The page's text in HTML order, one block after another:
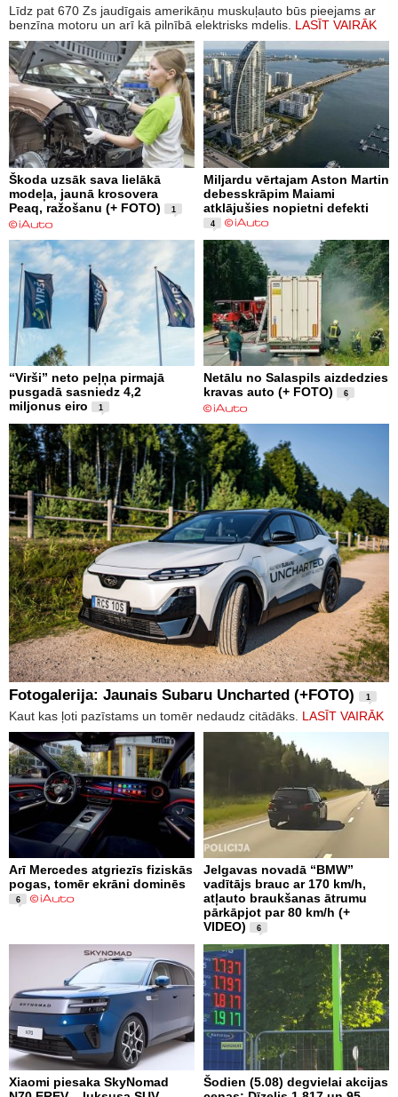
Līdz pat 670 Zs jaudīgais amerikāņu muskuļauto būs pieejams ar
benzīna motoru un arī kā pilnībā elektrisks mdelis. LASĪT VAIRĀK
Škoda uzsāk sava lielākā
modeļa, jaunā krosovera
Peaq, ražošanu (+ FOTO)
1
Miljardu vērtajam Aston Martin
debesskrāpim Maiami
atklājušies nopietni defekti
4
“Virši” neto peļņa pirmajā
pusgadā sasniedz 4,2
miljonus eiro
1
Netālu no Salaspils aizdedzies
kravas auto (+ FOTO)
6
Fotogalerija: Jaunais Subaru Uncharted (+FOTO) 1
Kaut kas ļoti pazīstams un tomēr nedaudz citādāks. LASĪT VAIRĀK
Arī Mercedes atgriezīs fiziskās
pogas, tomēr ekrāni dominēs
6
Jelgavas novadā “BMW”
vadītājs brauc ar 170 km/h,
atļauto braukšanas ātrumu
pārkāpjot par 80 km/h (+
VIDEO)
6
Xiaomi piesaka SkyNomad
Šodien (5.08) degvielai akcijas